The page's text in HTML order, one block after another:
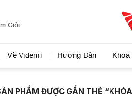
Giỏi
Về Videmi Hướng Dẫn Khoá
PHẨM ĐƯỢC GẮN THẺ